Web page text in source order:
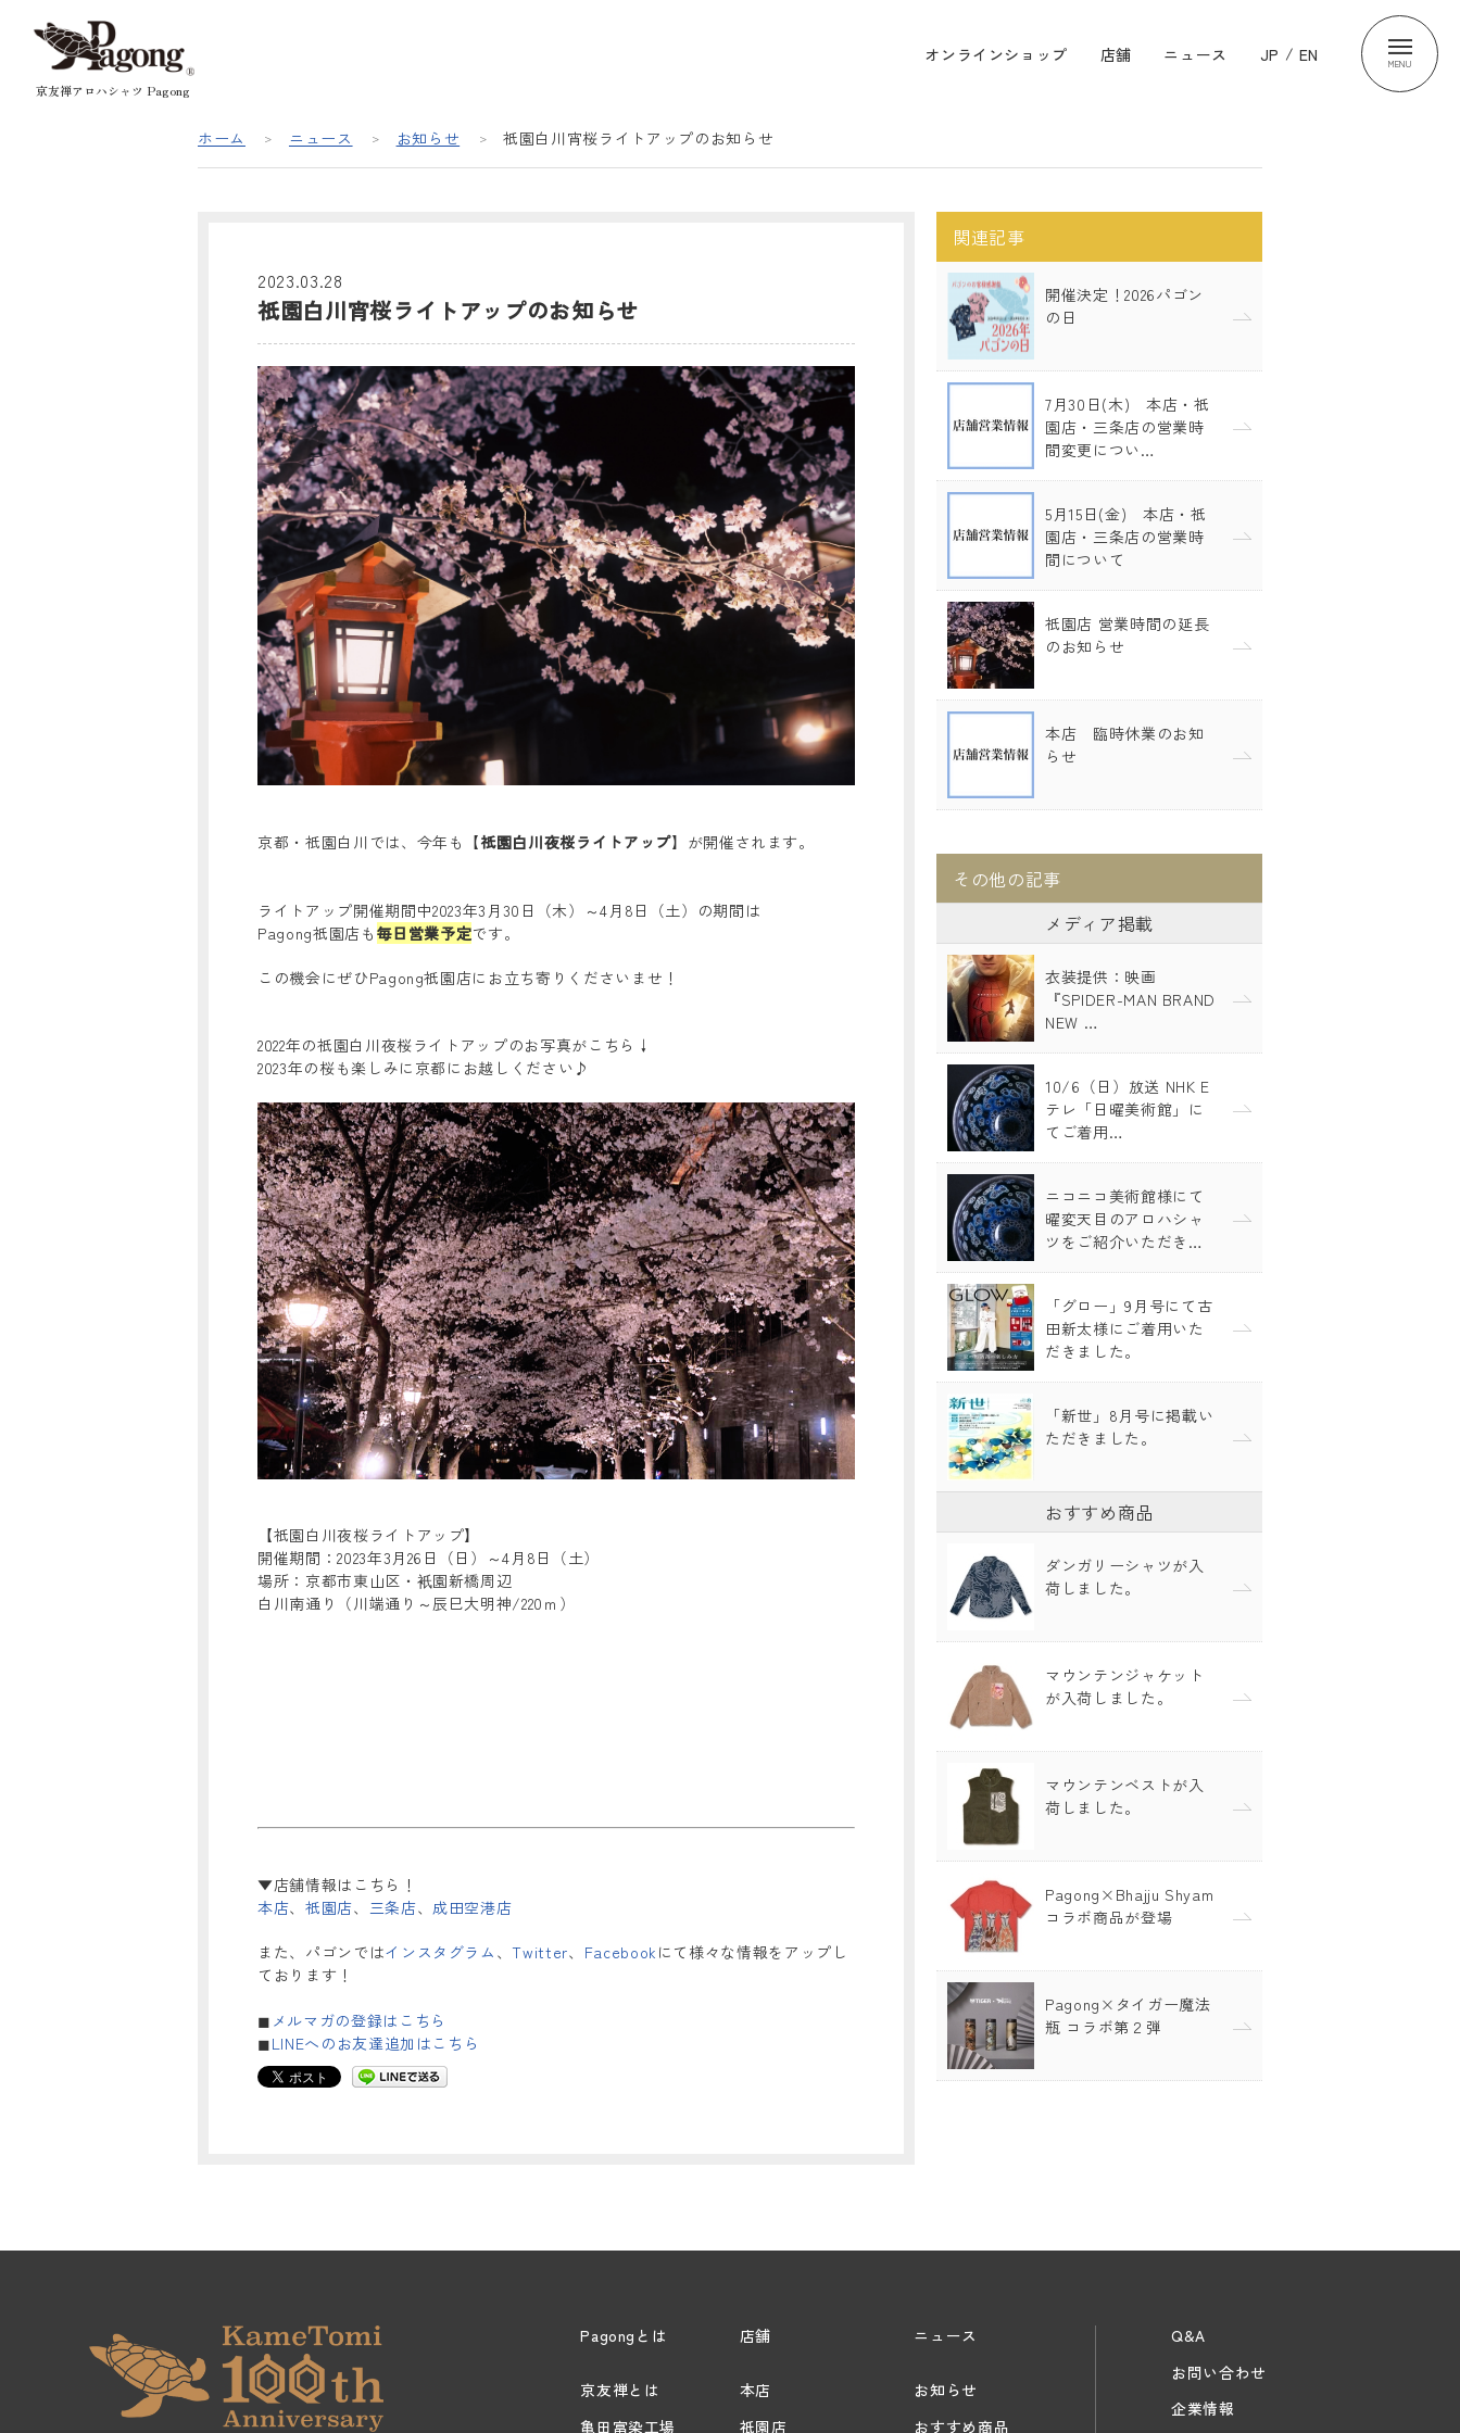
京友禅アロハシャツ Pagong
オンラインショップ 店舗 ニュース JP / EN MENU
ホーム ニュース お知らせ 祇園白川宵桜ライトアップのお知らせ
2023.03.28
祇園白川宵桜ライトアップのお知らせ
京都・祇園白川では、今年も【祇園白川夜桜ライトアップ】が開催されます。
ライトアップ開催期間中2023年3月30日（木）～4月8日（土）の期間は
Pagong祇園店も 毎日営業予定です。
この機会にぜひPagong祇園店にお立ち寄りくださいませ！
2022年の祇園白川夜桜ライトアップのお写真がこちら↓
2023年の桜も楽しみに京都にお越しください♪
【祇園白川夜桜ライトアップ】
開催期間：2023年3月26日（日）～4月8日（土）
場所：京都市東山区・衹園新橋周辺
白川南通り（川端通り～辰巳大明神/220ｍ）
▼店舗情報はこちら！
本店、 祇園店、 三条店、成田空港店
また、パゴンではインスタグラム 、Twitter、 Facebook にて様々な情報をアップし
ております！
◼︎ メルマガの登録はこちら
◼︎LINEへのお友達追加はこちら
関連記事
開催決定！2026パゴン
の日
7月30日(木) 本店・祇
園店・三条店の営業時
間変更につい…
5月15日(金) 本店・祇
園店・三条店の営業時
間について
祇園店 営業時間の延長
のお知らせ
本店 臨時休業のお知
らせ
その他の記事
メディア掲載
衣装提供：映画
『SPIDER-MAN BRAND
NEW …
10/6（日）放送 NHK E
テレ「日曜美術館」に
てご着用…
ニコニコ美術館様にて
曜変天目のアロハシャ
ツをご紹介いただき…
「グロー」9月号にて古
田新太様にご着用いた
だきました。
「新世」8月号に掲載い
ただきました。
おすすめ商品
ダンガリーシャツが入
荷しました。
マウンテンジャケット
が入荷しました。
マウンテンベストが入
荷しました。
Pagong×Bhajju Shyam
コラボ商品が登場
Pagong×タイガー魔法
瓶 コラボ第２弾
Pagongとは
京友禅とは
亀田富染工場
店舗
本店
祇園店
ニュース
お知らせ
おすすめ商品
Q&A
お問い合わせ
企業情報